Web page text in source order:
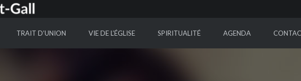
TRAIT D’UNION VIE DE L’ÉGLISE SPIRITUALITÉ AGENDA